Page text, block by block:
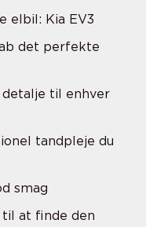
elbil: Kia EV3
det perfekte
til enhver
tandpleje du
smag
til at finde den